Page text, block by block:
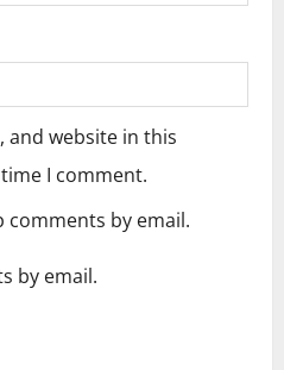
and website in this
I comment.
comments by email.
by email.